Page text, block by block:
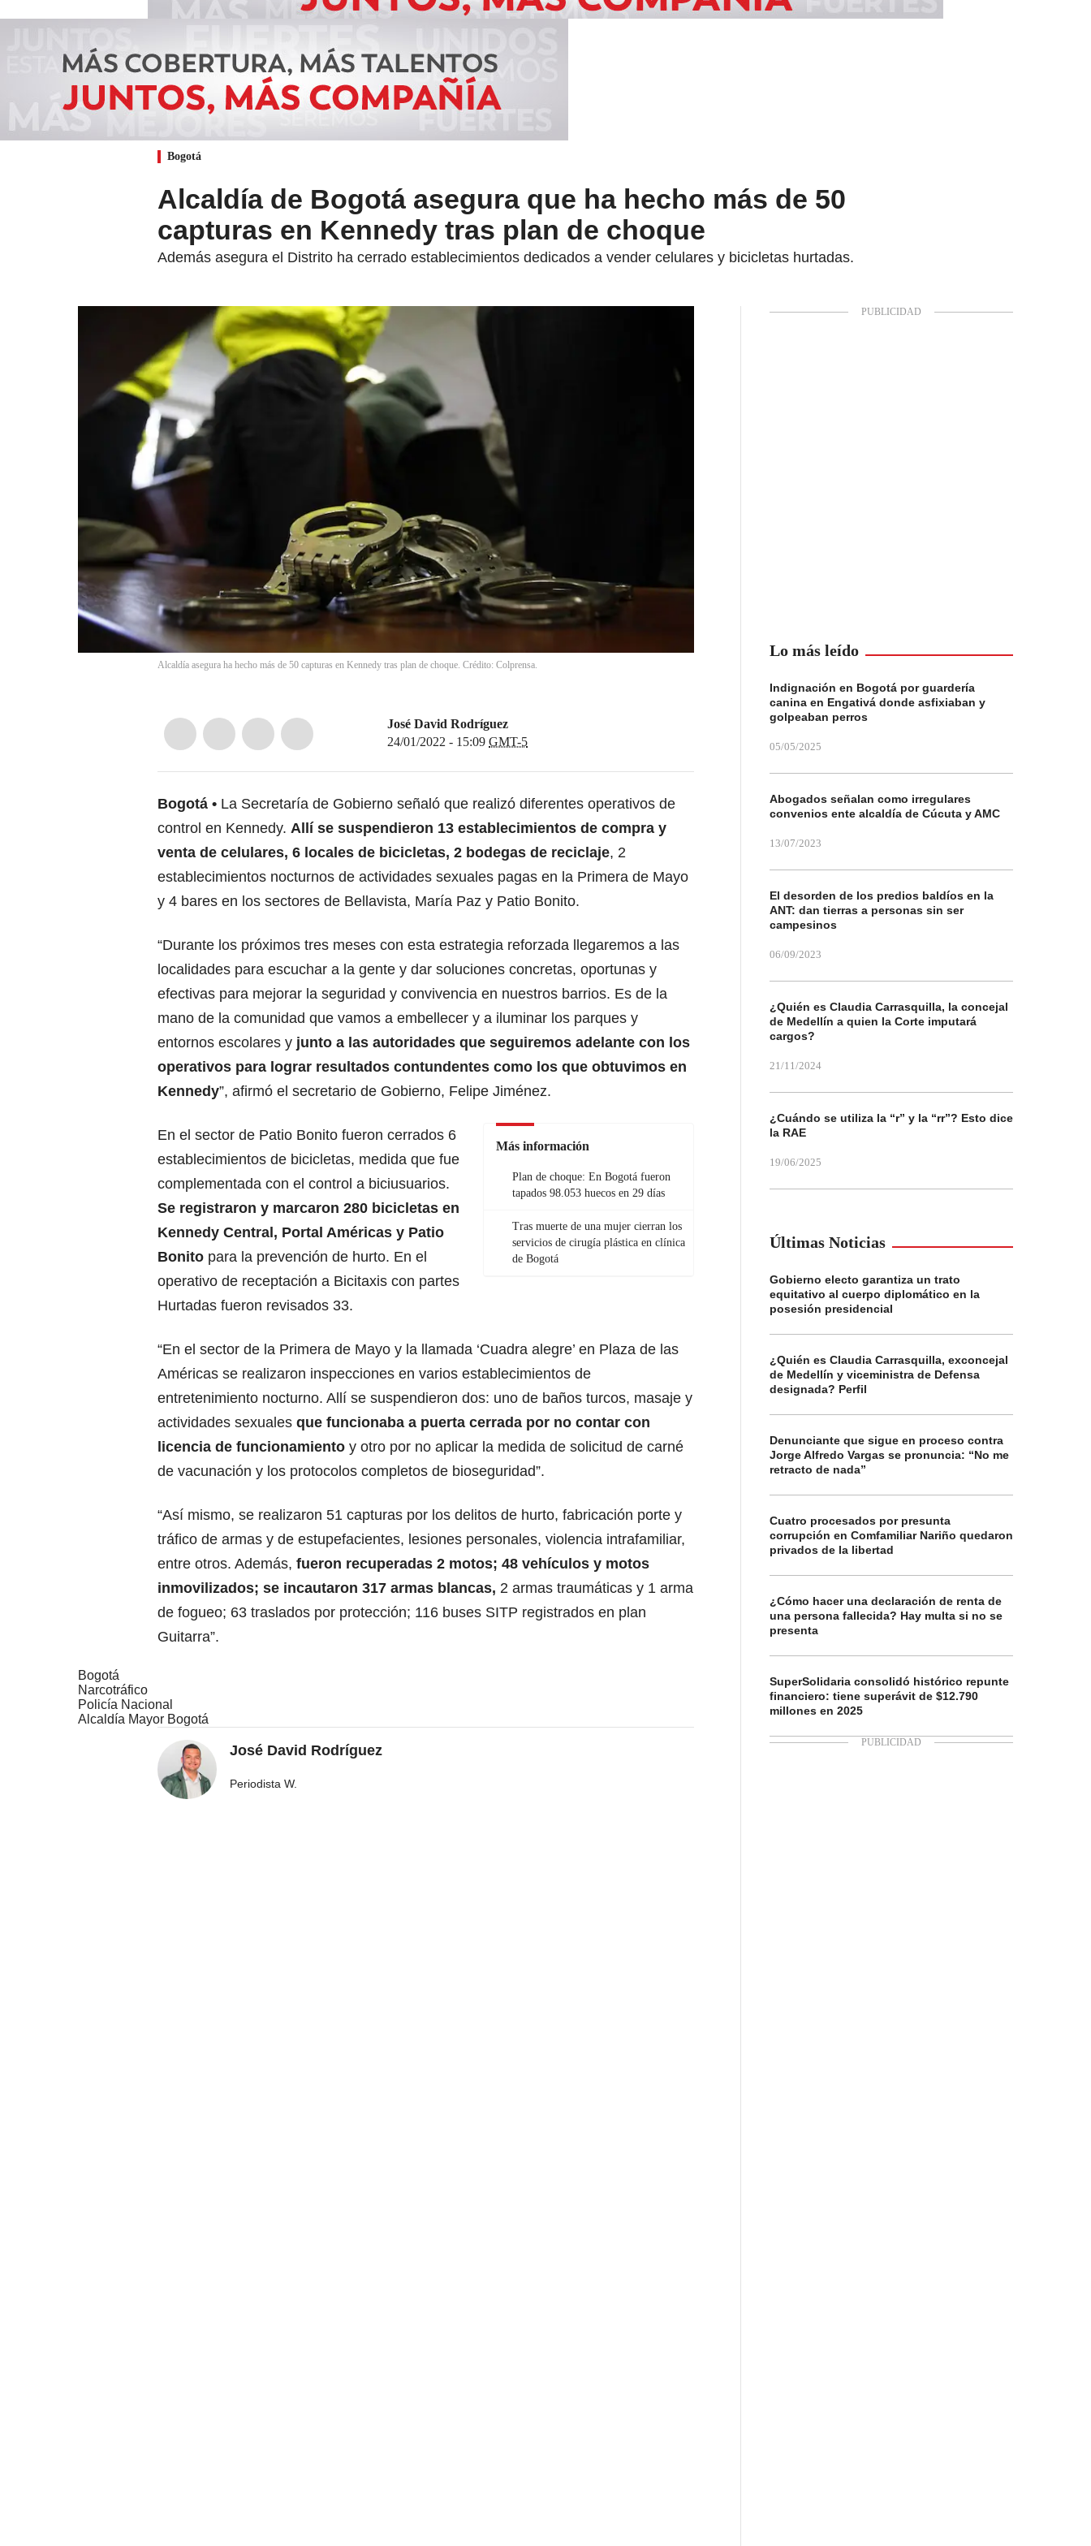
Bogotá
Alcaldía de Bogotá asegura que ha hecho más de 50
capturas en Kennedy tras plan de choque
Además asegura el Distrito ha cerrado establecimientos dedicados a vender celulares y bicicletas hurtadas.
Alcaldía asegura ha hecho más de 50 capturas en Kennedy tras plan de choque. Crédito: Colprensa.
José David Rodríguez
24/01/2022 - 15:09 GMT-5
Bogotá
La Secretaría de Gobierno señaló que realizó diferentes operativos de
control en Kennedy. Allí se suspendieron 13 establecimientos de compra y
venta de celulares, 6 locales de bicicletas, 2 bodegas de reciclaje, 2
establecimientos nocturnos de actividades sexuales pagas en la Primera de Mayo
y 4 bares en los sectores de Bellavista, María Paz y Patio Bonito.
“Durante los próximos tres meses con esta estrategia reforzada llegaremos a las
localidades para escuchar a la gente y dar soluciones concretas, oportunas y
efectivas para mejorar la seguridad y convivencia en nuestros barrios. Es de la
mano de la comunidad que vamos a embellecer y a iluminar los parques y
entornos escolares y junto a las autoridades que seguiremos adelante con los
operativos para lograr resultados contundentes como los que obtuvimos en
Kennedy”, afirmó el secretario de Gobierno, Felipe Jiménez.
Más información
Plan de choque: En Bogotá fueron
tapados 98.053 huecos en 29 días
Tras muerte de una mujer cierran los
servicios de cirugía plástica en clínica
de Bogotá
En el sector de Patio Bonito fueron cerrados 6
establecimientos de bicicletas, medida que fue
complementada con el control a biciusuarios.
Se registraron y marcaron 280 bicicletas en
Kennedy Central, Portal Américas y Patio
Bonito para la prevención de hurto. En el
operativo de receptación a Bicitaxis con partes
Hurtadas fueron revisados 33.
“En el sector de la Primera de Mayo y la llamada ‘Cuadra alegre’ en Plaza de las
Américas se realizaron inspecciones en varios establecimientos de
entretenimiento nocturno. Allí se suspendieron dos: uno de baños turcos, masaje y
actividades sexuales que funcionaba a puerta cerrada por no contar con
licencia de funcionamiento y otro por no aplicar la medida de solicitud de carné
de vacunación y los protocolos completos de bioseguridad”.
“Así mismo, se realizaron 51 capturas por los delitos de hurto, fabricación porte y
tráfico de armas y de estupefacientes, lesiones personales, violencia intrafamiliar,
entre otros. Además, fueron recuperadas 2 motos; 48 vehículos y motos
inmovilizados; se incautaron 317 armas blancas, 2 armas traumáticas y 1 arma
de fogueo; 63 traslados por protección; 116 buses SITP registrados en plan
Guitarra”.
Bogotá
Narcotráfico
Policía Nacional
Alcaldía Mayor Bogotá
José David Rodríguez
Periodista W.
Lo más leído
Indignación en Bogotá por guardería
canina en Engativá donde asfixiaban y
golpeaban perros
05/05/2025
Abogados señalan como irregulares
convenios ente alcaldía de Cúcuta y AMC
13/07/2023
El desorden de los predios baldíos en la
ANT: dan tierras a personas sin ser
campesinos
06/09/2023
¿Quién es Claudia Carrasquilla, la concejal
de Medellín a quien la Corte imputará
cargos?
21/11/2024
¿Cuándo se utiliza la “r” y la “rr”? Esto dice
la RAE
19/06/2025
Últimas Noticias
Gobierno electo garantiza un trato
equitativo al cuerpo diplomático en la
posesión presidencial
¿Quién es Claudia Carrasquilla, exconcejal
de Medellín y viceministra de Defensa
designada? Perfil
Denunciante que sigue en proceso contra
Jorge Alfredo Vargas se pronuncia: “No me
retracto de nada”
Cuatro procesados por presunta
corrupción en Comfamiliar Nariño quedaron
privados de la libertad
¿Cómo hacer una declaración de renta de
una persona fallecida? Hay multa si no se
presenta
SuperSolidaria consolidó histórico repunte
financiero: tiene superávit de $12.790
millones en 2025